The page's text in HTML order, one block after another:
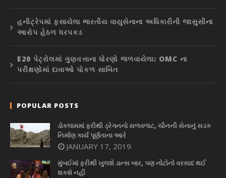
હનીટ્રેપમાં ફસાયેલા ભારતીય વાયુસેનાના અધિકારીની જાસુસીના
આરોપ હેઠળ ધરપકડ
E20 પેટ્રોલમાં ગુણવત્તાના ધોરણો જળવાયેલા: OMC ના
પરીક્ષણોમાં દાવાઓ પોકળ સાબિત
POPULAR POSTS
ડોકલામમાં ફરીથી ડ્રેગનનો સળવળાટ, ચીનની સેનાનું સડક
નિર્માણ કાર્ય પૂર્ણતાના આરે
JANUARY 17, 2019
મુંબઈમાં ફરીથી ખુલશે ડાન્સ બાર, પણ નોટોનો વરસાદ થઈ
શકશે નહીં